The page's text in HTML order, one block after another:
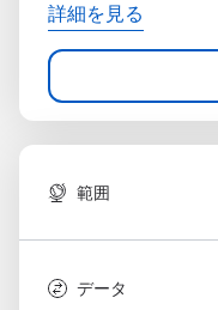
詳細を見る
範囲
データ